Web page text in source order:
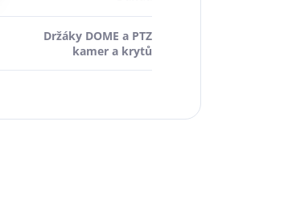
Držáky DOME a PTZ
kamer a krytů